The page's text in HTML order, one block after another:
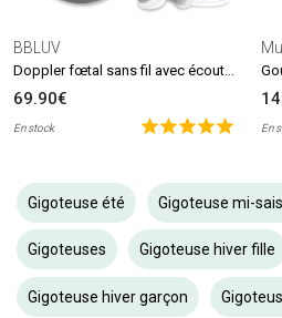
BBLUV
69.90€
En stock En
Gigoteuse été Gigoteuse mi-
Gigoteuses Gigoteuse hiver fille
Gigoteuse hiver garçon